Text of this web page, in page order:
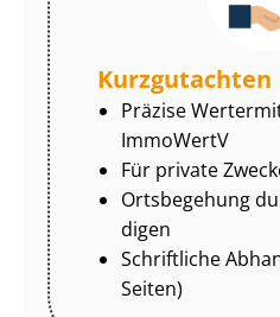
Kurzgutachten
Präzise
ImmoWertV
Für private
Ortsbegehung
di­gen
Schriftliche
Seiten)